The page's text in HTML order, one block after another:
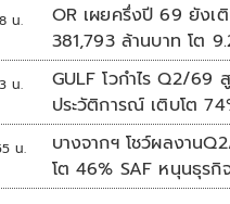
น.
OR เผยครึ่งปี 69 ยังเ
381,793 ล้านบาท โต
น.
GULF โวกำไร Q2/69
ประวัติการณ์ เติบโต
น.
บางจากฯ โชว์ผลงาน
โต 46% SAF หนุนธุรกิ